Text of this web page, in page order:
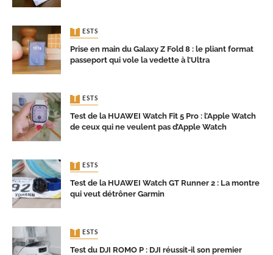
TESTS
Prise en main du Galaxy Z Fold 8 : le pliant format
passeport qui vole la vedette à l’Ultra
TESTS
Test de la HUAWEI Watch Fit 5 Pro : l’Apple Watch
de ceux qui ne veulent pas d’Apple Watch
TESTS
Test de la HUAWEI Watch GT Runner 2 : La montre
qui veut détrôner Garmin
TESTS
Test du DJI ROMO P : DJI réussit-il son premier